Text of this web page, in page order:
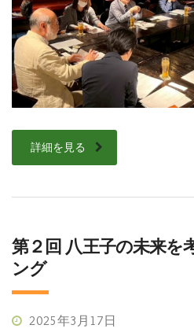
詳細を見る
第２回 八王子の未来を
ング
2025年3月17日